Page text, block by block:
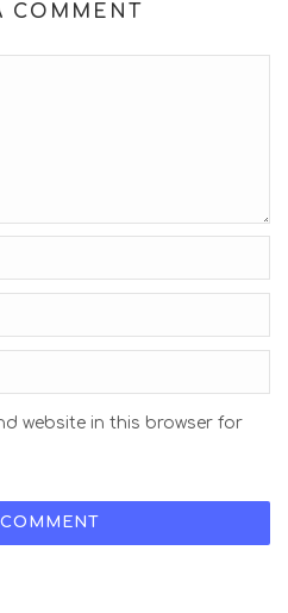
COMMENT
website in this browser for